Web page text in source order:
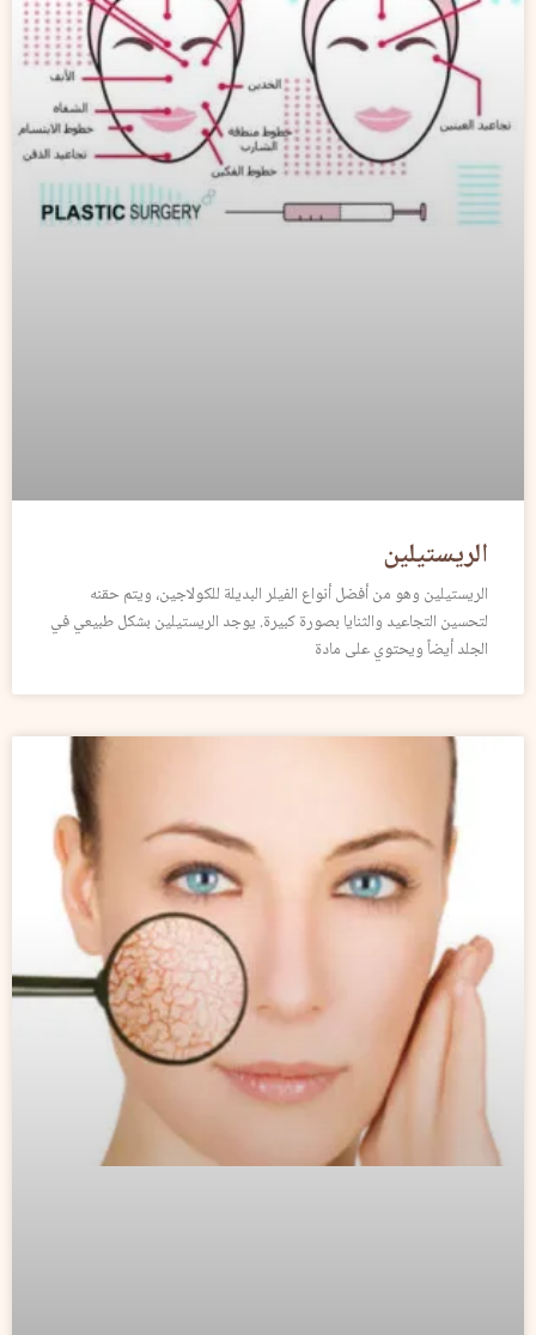
الريستيلين
الريستيلين وهو من أفضل أنواع الفيلر البديلة للكولاجين، ويتم حقنه
لتحسين التجاعيد والثنايا بصورة كبيرة. يوجد الريستيلين بشكل طبيعي في
الجلد أيضاً ويحتوي على مادة